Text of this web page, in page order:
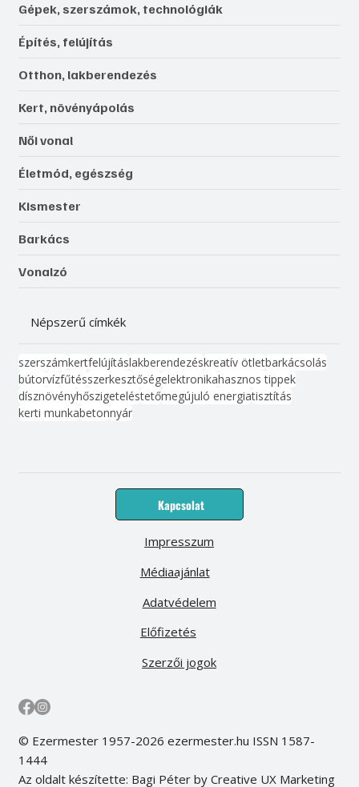
Gépek, szerszámok, technológiák
Építés, felújítás
Otthon, lakberendezés
Kert, növényápolás
Női vonal
Életmód, egészség
Kismester
Barkács
Vonalzó
Népszerű címkék
szerszámkertfelújításlakberendezéskreatív ötletbarkácsolás
bútorvízfűtésszerkesztőségelektronikahasznos tippek
dísznövényhőszigeteléstetőmegújuló energiatisztítás
kerti munkabetonnyár
Kapcsolat
Médiaajánlat
Előfizetés
Impresszum
Adatvédelem
Szerzői jogok
© Ezermester 1957-2026 ezermester.hu ISSN 1587-
1444
Az oldalt készítette: Bagi Péter by Creative UX Marketing